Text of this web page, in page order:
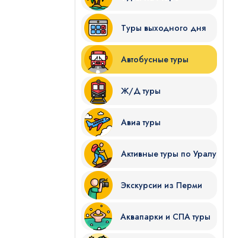
Туры выходного дня
Автобусные туры
Ж/Д туры
Авиа туры
Активные туры по Уралу
Экскурсии из Перми
Аквапарки и СПА туры
Я даю согласие на